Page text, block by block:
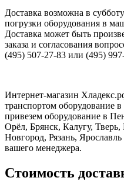
Доставка возможна в
погрузки оборудования в
Доставка может быть
заказа и согласования
(495) 507-27-83 или (495)
Интернет-магазин
транспортом оборудование
привезем оборудование в
Орёл, Брянск, Калугу,
Новгород, Рязань,
вашего менеджера.
Стоимость